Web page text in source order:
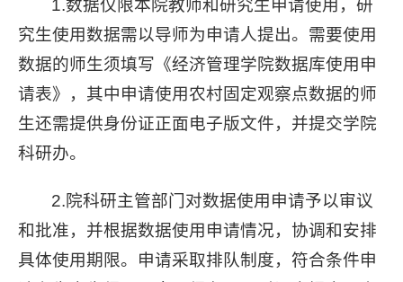
1.数据仅限本院教师和研究生申请使用，研
究生使用数据需以导师为申请人提出。需要使用
数据的师生须填写《经济管理学院数据库使用申
请表》，其中申请使用农村固定观察点数据的师
生还需提供身份证正面电子版文件，并提交学院
科研办。
2.院科研主管部门对数据使用申请予以审议
和批准，并根据数据使用申请情况，协调和安排
具体使用期限。申请采取排队制度，符合条件申